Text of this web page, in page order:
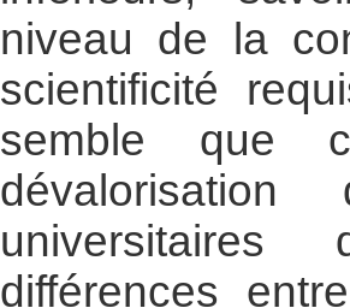
niveau de la
scientificité
semble que
différences